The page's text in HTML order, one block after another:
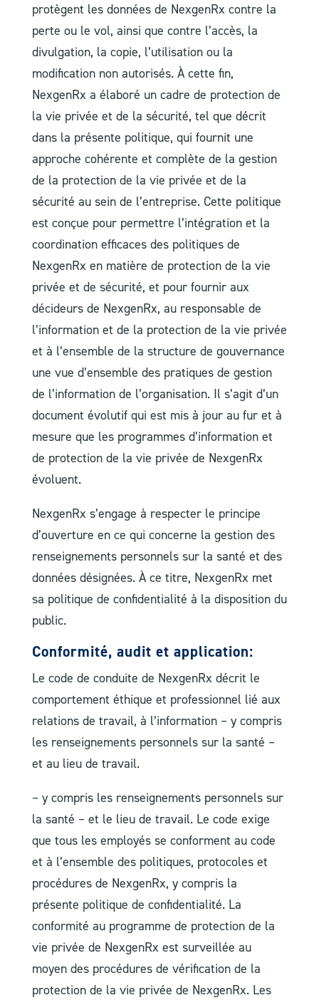
protègent les données de NexgenRx contre la
perte ou le vol, ainsi que contre l’accès, la
divulgation, la copie, l’utilisation ou la
modification non autorisés. À cette fin,
NexgenRx a élaboré un cadre de protection de
la vie privée et de la sécurité, tel que décrit
dans la présente politique, qui fournit une
approche cohérente et complète de la gestion
de la protection de la vie privée et de la
sécurité au sein de l’entreprise. Cette politique
est conçue pour permettre l’intégration et la
coordination efficaces des politiques de
NexgenRx en matière de protection de la vie
privée et de sécurité, et pour fournir aux
décideurs de NexgenRx, au responsable de
l’information et de la protection de la vie privée
et à l’ensemble de la structure de gouvernance
une vue d’ensemble des pratiques de gestion
de l’information de l’organisation. Il s’agit d’un
document évolutif qui est mis à jour au fur et à
mesure que les programmes d’information et
de protection de la vie privée de NexgenRx
évoluent.
NexgenRx s’engage à respecter le principe
d’ouverture en ce qui concerne la gestion des
renseignements personnels sur la santé et des
données désignées. À ce titre, NexgenRx met
sa politique de confidentialité à la disposition du
public.
Conformité, audit et application:
Le code de conduite de NexgenRx décrit le
comportement éthique et professionnel lié aux
relations de travail, à l’information – y compris
les renseignements personnels sur la santé –
et au lieu de travail.
– y compris les renseignements personnels sur
la santé – et le lieu de travail. Le code exige
que tous les employés se conforment au code
et à l’ensemble des politiques, protocoles et
procédures de NexgenRx, y compris la
présente politique de confidentialité. La
conformité au programme de protection de la
vie privée de NexgenRx est surveillée au
moyen des procédures de vérification de la
protection de la vie privée de NexgenRx. Les